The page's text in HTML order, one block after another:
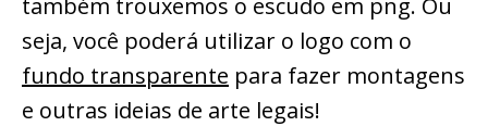
também trouxemos o escudo em png. Ou
seja, você poderá utilizar o logo com o
fundo transparente para fazer montagens
e outras ideias de arte legais!